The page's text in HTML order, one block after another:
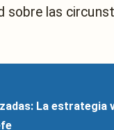
sobre las
La estrategia